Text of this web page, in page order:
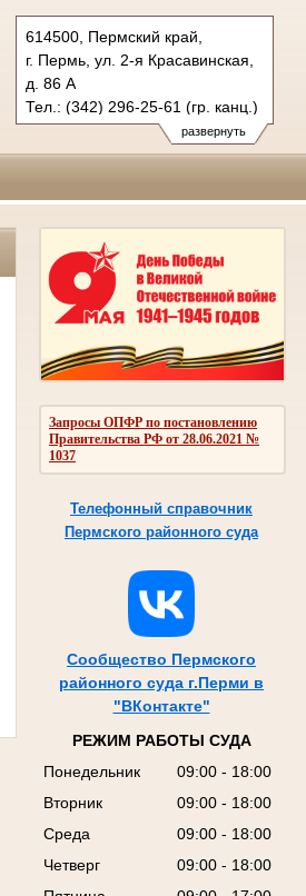
развернуть
614500, Пермский край,
г. Пермь, ул. 2-я Красавинская,
д. 86 А
Тел.: (342) 296-25-61 (гр. канц.)
296-23-61(уг. канц.)
296-28-34 (ф.)
Запросы ОПФР по постановлению
Правительства РФ от 28.06.2021 №
1037
Телефонный справочник
Пермского районного суда
Сообщество Пермского
районного суда г.Перми в
"ВКонтакте"
РЕЖИМ РАБОТЫ СУДА
Понедельник
09:00 - 18:00
Вторник
09:00 - 18:00
Среда
09:00 - 18:00
Четверг
09:00 - 18:00